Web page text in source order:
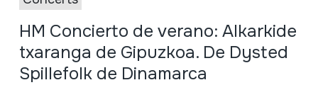
HM Concierto de verano: Alkarkide
txaranga de Gipuzkoa. De Dysted
Spillefolk de Dinamarca